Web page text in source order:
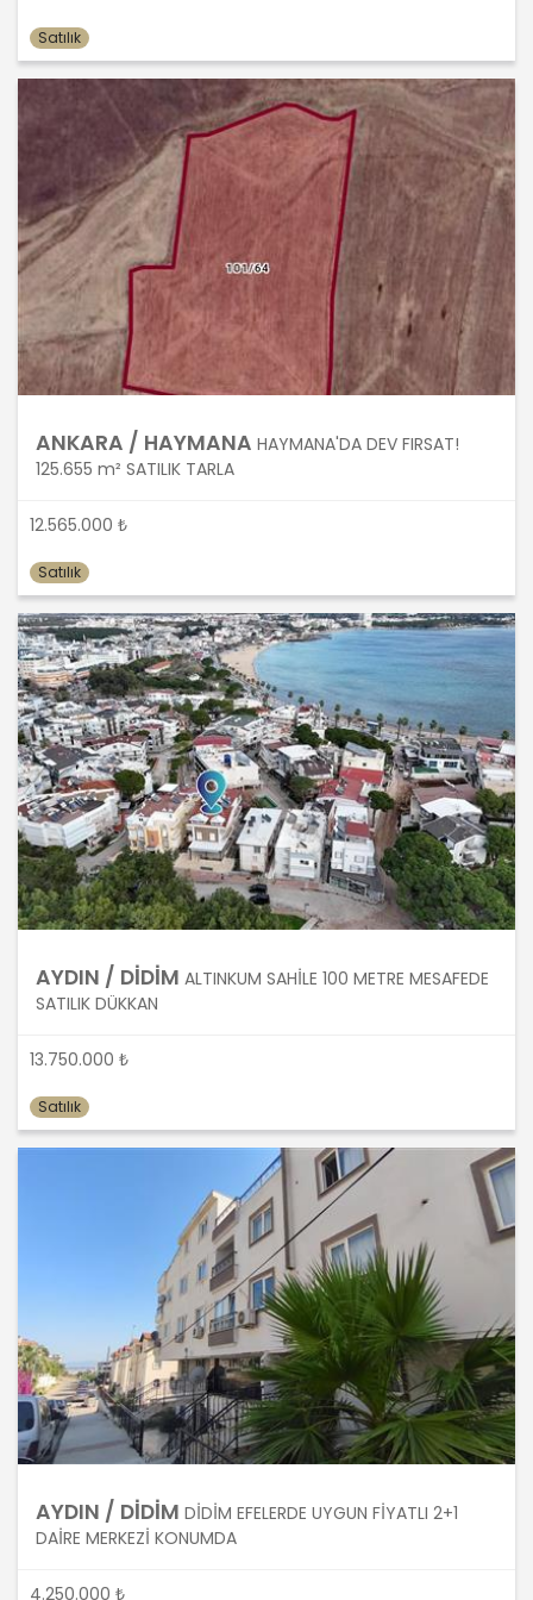
MASTERTURK FRANCHİSİNG
GAYRİMENKUL SATIŞ VE PAZARLAMA
A.Ş. kişisel verilerin hangi amaçla
işleneceğini belirlemekle ve bu
amaçları kişisel veriler işlenmeden
önce veri sahiplerinin bilgisine
sunmakla yükümlüdür. Kişisel veriler
belirtilen meşru ve hukuka uygun
amaçlar dışında işlenmeyecektir..
4. İşlendikleri Amaçla Bağlantılı, Sınırlı
ve Ölçülü Olma
MASTERTURK FRANCHİSİNG
A.Ş. kişisel verileri belirlenen
amaçların gerçekleştirilmesine
amacın gerçekleştirilmesi ile ilgili
kişisel verilerin işlenmesinden
kaçınacaktır.
5. İlgili Mevzuatta Öngörülen veya
İşlendikleri Amaç İçin Gerekli Olan
Süre Kadar Muhafaza Etme
MASTERTURK FRANCHİSİNG
GAYRİMENKUL SATIŞ VE PAZARLAMA
A.Ş.. Türk Ceza Kanunu’nun 138.
maddesine ve KVK Kanunu’nun 4. ve 7.
maddelerine uygun olarak; işledikleri
kişisel verileri, yalnızca ilgili mevzuat
ve kanunlarda öngörülen veya kişisel
kadar muhafaza edecektir.
MASTERTURK FRANCHİSİNG
A.Ş. öncelikle ilgili mevzuatta kişisel
öngörülüp öngörülmediğini tespit
edecek, bir süre belirlenmişse bu
süreye uygun davranacak, bir süre
belirlenmemişse kişisel verileri
işlendikleri amaç için gerekli olan süre
kadar muhafaza edecektir. Sürenin
bitimi veya işlenmesini gerektiren
sebeplerin ortadan kalkması halinde
kişisel veriler MASTERTURK
FRANCHİSİNG GAYRİMENKUL SATIŞ VE
PAZARLAMA A.Ş.. tarafından silinecek,
yok edilecek veya anonim hale
getirilecektir.
6. Kişisel Veri İşleme Faaliyetlerinin
Kanunun 5 inci Maddesinde Belirtilen
Kişisel Veri İşleme Şartlarından Bir
veya Birkaçına Dayalı Olarak Kanunun
Satılık
ANKARA / HAYMANA HAYMANA'DA DEV FIRSAT!
125.655 m² SATILIK TARLA
12.565.000 ₺
Satılık
AYDIN / DİDİM ALTINKUM SAHİLE 100 METRE MESAFEDE
SATILIK DÜKKAN
13.750.000 ₺
Satılık
AYDIN / DİDİM DİDİM EFELERDE UYGUN FİYATLI 2+1
DAİRE MERKEZİ KONUMDA
4.250.000 ₺